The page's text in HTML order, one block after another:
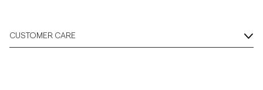
CUSTOMER CARE